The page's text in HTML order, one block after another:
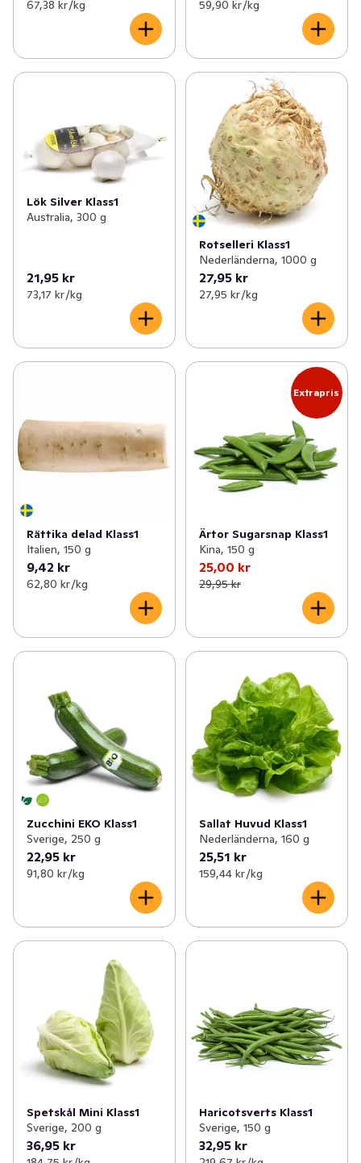
67,38 kr /kg 59,90 kr /kg
Lök Silver Klass1
Australia, 300 g
21,95 kr
73,17 kr /kg
Rotselleri Klass1
Nederländerna, 1000 g
27,95 kr
27,95 kr /kg
Rättika delad Klass1
Italien, 150 g
9,42 kr
62,80 kr /kg
Extrapris
Ärtor Sugarsnap Klass1
Kina, 150 g
25,00 kr
29,95 kr
Zucchini EKO Klass1
Sverige, 250 g
22,95 kr
91,80 kr /kg
Sallat Huvud Klass1
Nederländerna, 160 g
25,51 kr
159,44 kr /kg
Spetskål Mini Klass1
Sverige, 200 g
36,95 kr
Haricotsverts Klass1
Sverige, 150 g
32,95 kr